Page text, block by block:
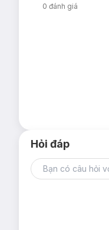
0 đánh giá
Hỏi đáp